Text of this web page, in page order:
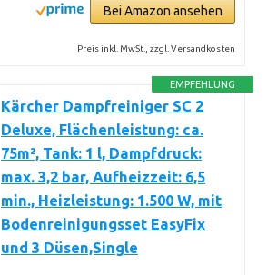
Bei Amazon ansehen
Preis inkl. MwSt., zzgl. Versandkosten
EMPFEHLUNG
Kärcher Dampfreiniger SC 2
Deluxe, Flächenleistung: ca.
75m², Tank: 1 l, Dampfdruck:
max. 3,2 bar, Aufheizzeit: 6,5
min., Heizleistung: 1.500 W, mit
Bodenreinigungsset EasyFix
und 3 Düsen,Single